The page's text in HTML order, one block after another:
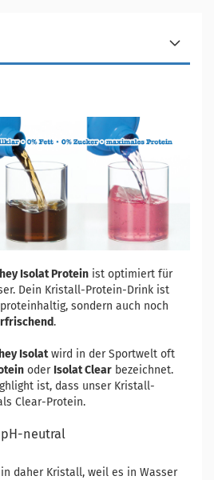
Isolat Protein ist optimiert für
Dein Kristall-Protein-Drink ist
sondern auch noch
.
Isolatwird in der Sportwelt oft
oder Isolat Clear bezeichnet.
ist, dass unser Kristall-
Clear-Protein.
neutral
daher Kristall, weil es in Wasser